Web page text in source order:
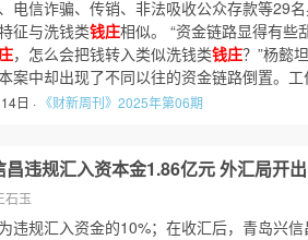
信诈骗、传销、非法吸收公众存款等29名
征与洗钱类钱庄相似。 “资金链路显得有些
，怎么会把钱转入类似洗钱类钱庄？”杨懿
案中却出现了不同以往的资金链路倒置。
日 · 《财新周刊》2025年第06期
昌违规汇入资本金1.86亿元 外汇局开
石玉
违规汇入资金的10%；在收汇后，青岛兴